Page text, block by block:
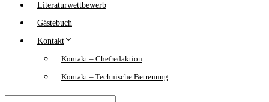
Literaturwettbewerb
Gästebuch
Kontakt
Kontakt – Chefredaktion
Kontakt – Technische Betreuung